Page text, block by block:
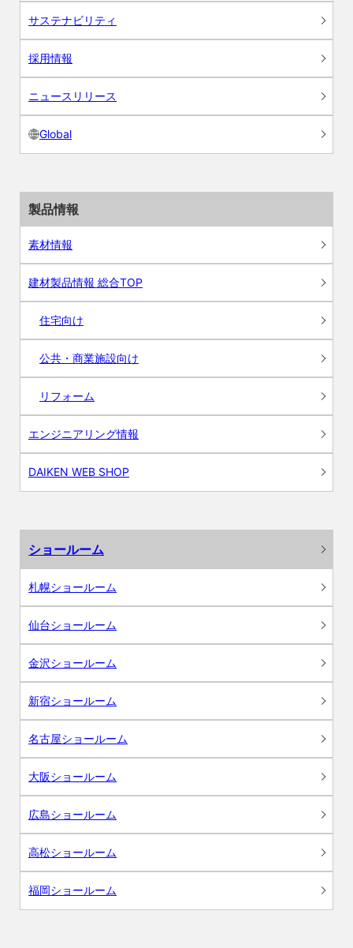
サステナビリティ
採用情報
ニュースリリース
Global
製品情報
素材情報
建材製品情報 総合TOP
住宅向け
公共・商業施設向け
リフォーム
エンジニアリング情報
DAIKEN WEB SHOP
ショールーム
札幌ショールーム
仙台ショールーム
金沢ショールーム
新宿ショールーム
名古屋ショールーム
大阪ショールーム
広島ショールーム
高松ショールーム
福岡ショールーム